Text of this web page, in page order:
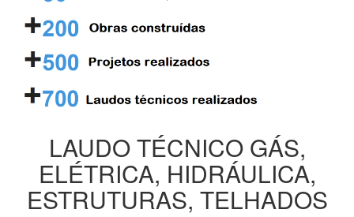
LAUDO TÉCNICO GÁS,
ELÉTRICA, HIDRÁULICA,
ESTRUTURAS, TELHADOS